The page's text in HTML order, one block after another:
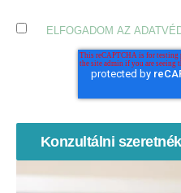
ELFOGADOM AZ